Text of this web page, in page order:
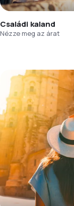
Családi kaland
Nézze meg az árat